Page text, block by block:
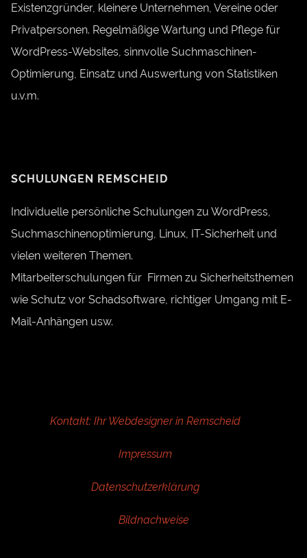
Existenzgründer, kleinere Unternehmen, Vereine oder
Privatpersonen. Regelmäßige Wartung und Pflege für
WordPress-Websites, sinnvolle Suchmaschinen-
Optimierung, Einsatz und Auswertung von Statistiken
u.v.m.
SCHULUNGEN REMSCHEID
Individuelle persönliche Schulungen zu WordPress,
Suchmaschinenoptimierung, Linux, IT-Sicherheit und
vielen weiteren Themen.
Mitarbeiterschulungen für Firmen zu Sicherheitsthemen
wie Schutz vor Schadsoftware, richtiger Umgang mit E-
Mail-Anhängen usw.
Kontakt: Ihr Webdesigner in Remscheid
Impressum
Datenschutzerklärung
Bildnachweise